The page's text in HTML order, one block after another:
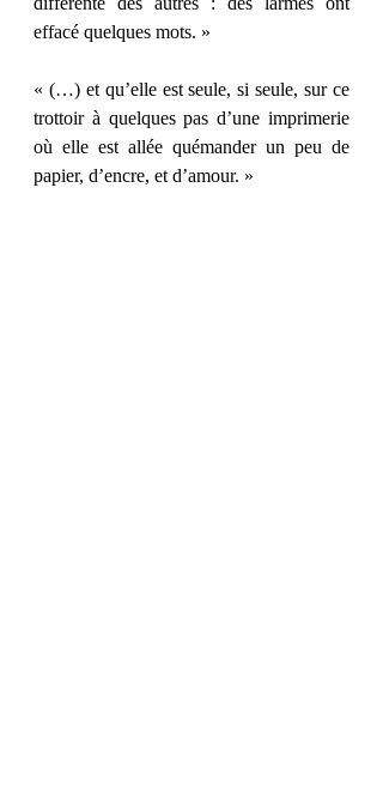
effacé quelques mots. »
« (…) et qu’elle est seule, si seule, sur ce
trottoir à quelques pas d’une imprimerie
où elle est allée quémander un peu de
papier, d’encre, et d’amour. »